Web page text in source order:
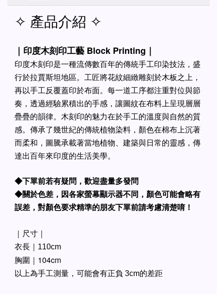
✧ 產品介紹 ✧
｜印度木刻印工藝 Block Printing｜
印度木刻印是一種流傳數百年的傳統手工印染技法，盛
行於拉賈斯坦地區。工匠將花紋細緻雕刻於木板之上，
再以手工反覆蓋印於布面。每一道工序都注重對位與節
奏，透過經驗累積出的手感，讓圖紋在布料上呈現層層
疊疊的韻律。木刻印的魅力在於手工的溫度與自然的質
感。傳承了幾世紀的傳統植物染料，顏色在棉布上沉著
而柔和，圖騰承載著當地植物、建築與日常的靈感，傳
達出百年來印度的生活美學。
◆下單前若有疑問，歡迎盡量多發問
◆關於色差，因各家螢幕顯示器不同，顏色可能會略有
誤差，對顏色要求精準的朋友下單前請考慮清楚唷！
｜尺寸｜
衣長｜110cm
胸圍｜104cm
以上為手工測量，可能會有正負 3cm的差距